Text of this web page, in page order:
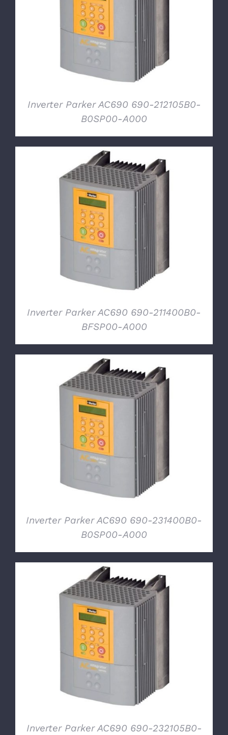
DETTAGLI
Inverter Parker AC690 690-212105B0-
B0SP00-A000
DETTAGLI
Inverter Parker AC690 690-211400B0-
BFSP00-A000
DETTAGLI
Inverter Parker AC690 690-231400B0-
B0SP00-A000
DETTAGLI
Inverter Parker AC690 690-232105B0-